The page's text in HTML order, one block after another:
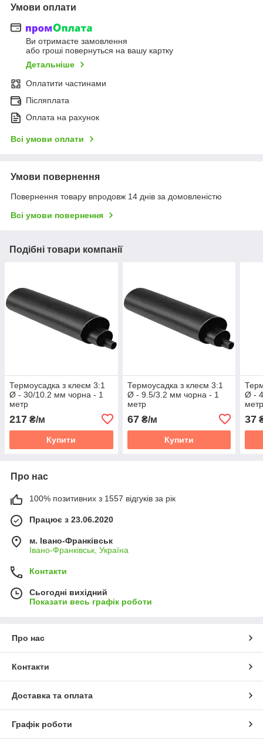
Умови оплати
Ви отримаєте замовлення
або гроші повернуться на вашу картку
Детальніше
Оплатити частинами
Післяплата
Оплата на рахунок
Всі умови оплати
Умови повернення
Повернення товару впродовж 14 днів за домовленістю
Всі умови повернення
Подібні товари компанії
Термоусадка з клеєм 3:1
Ø - 30/10.2 мм чорна - 1
метр
217 ₴/м
Купити
Термоусадка з клеєм 3:1
Ø - 9.5/3.2 мм чорна - 1
метр
67₴/м
Купити
Ø -
37
Про нас
100% позитивних з 1557 відгуків за рік
Працює з 23.06.2020
м. Івано-Франківськ
Івано-Франківськ, Україна
Контакти
Сьогодні вихідний
Показати весь графік роботи
Про нас
Контакти
Доставка та оплата
Графік роботи